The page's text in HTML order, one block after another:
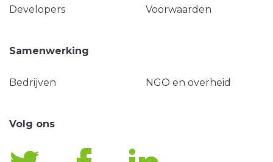
Developers Voorwaarden
Samenwerking
Bedrijven NGO en overheid
Volg ons